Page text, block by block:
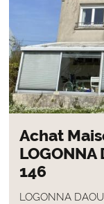
Achat
LOGONNA
146
LOGONNA